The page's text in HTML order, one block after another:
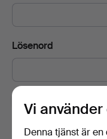
Lösenord
Prenumerera på
ångrar dig kan du
Vi
Denna tjänst är